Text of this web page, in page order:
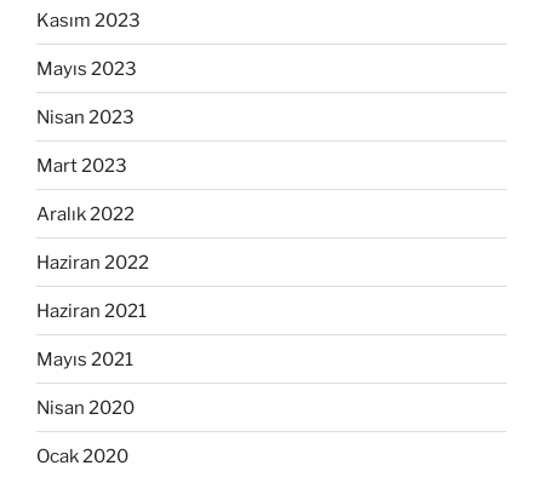
Kasım 2023
Mayıs 2023
Nisan 2023
Mart 2023
Aralık 2022
Haziran 2022
Haziran 2021
Mayıs 2021
Nisan 2020
Ocak 2020